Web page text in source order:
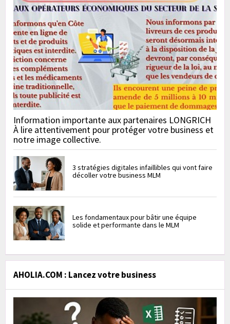
Information importante aux partenaires LONGRICH
À lire attentivement pour protéger votre business et
notre image collective.
3 stratégies digitales infaillibles qui vont faire
décoller votre business MLM
Les fondamentaux pour bâtir une équipe
solide et performante dans le MLM
AHOLIA.COM : Lancez votre business